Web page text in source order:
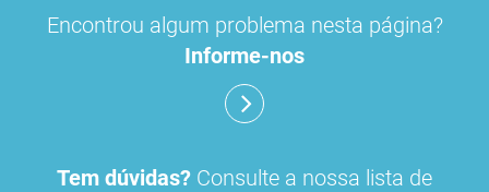
Encontrou algum problema nesta página?
Informe-nos
Tem dúvidas? Consulte a nossa lista de